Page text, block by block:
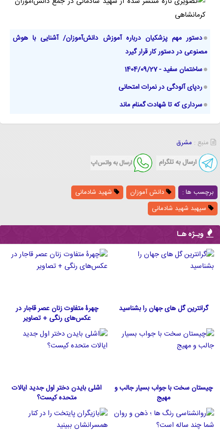
دستور مهم پزشکیان درباره آموزش دانش‌آموزان/ آشنایی با هوش
مصنوعی در دستور کار قرار گیرد
ساختمان سفید - 1404/09/27
ردپای آلودگی در نمرات امتحانی
سرداری که تا شهادت گمنام ماند
منبع : مشرق
برچسب ها : دانش آموزان
شهید شادمانی
سپهبد شهید شادمانی
ویـژه هـا
گرانترین گل های جهان را بشناسید
چهرۀ متفاوت زنان عصر قاجار در
عکس‌های رنگی + تصاویر
چیستان سخت با جواب بسیار جالب و
مهیج
اشلی بایدن دختر اول جدید ایالات
متحده كيست؟